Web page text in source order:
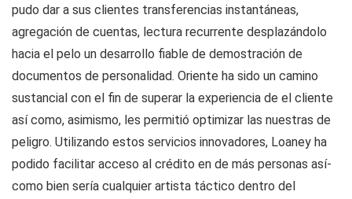
pudo dar a sus clientes transferencias instantáneas,
agregación de cuentas, lectura recurrente desplazándolo
hacia el pelo un desarrollo fiable de demostración de
documentos de personalidad. Oriente ha sido un camino
sustancial con el fin de superar la experiencia de el cliente
así­ como, asimismo, les permitió optimizar las nuestras de
peligro. Utilizando estos servicios innovadores, Loaney ha
podido facilitar acceso al crédito en de más personas así­
como bien serí­a cualquier artista táctico dentro del